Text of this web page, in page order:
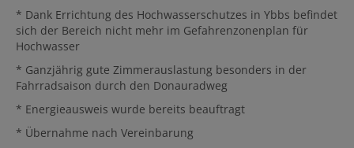
* Dank Errichtung des Hochwasserschutzes in Ybbs befindet
sich der Bereich nicht mehr im Gefahrenzonenplan für
Hochwasser
* Ganzjährig gute Zimmerauslastung besonders in der
Fahrradsaison durch den Donauradweg
* Energieausweis wurde bereits beauftragt
* Übernahme nach Vereinbarung